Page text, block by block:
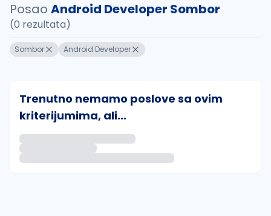
Posao Android Developer Sombor
(0 rezultata)
Sombor Android Developer
Trenutno nemamo poslove sa ovim
kriterijumima, ali...